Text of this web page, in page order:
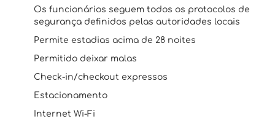
Os funcionários seguem todos os protocolos de
segurança definidos pelas autoridades locais
Permite estadias acima de 28 noites
Permitido deixar malas
Check-in/checkout expressos
Estacionamento
Internet Wi-Fi